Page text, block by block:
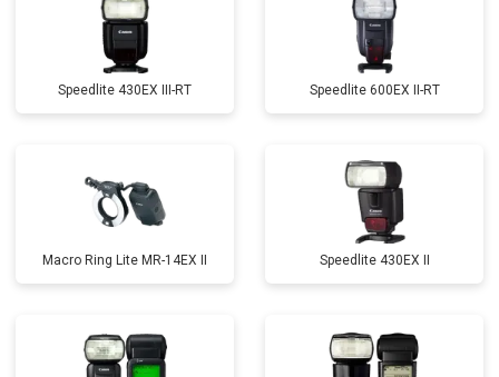
Speedlite 430EX III-RT Speedlite 600EX II-RT
Macro Ring Lite MR-14EX II Speedlite 430EX II